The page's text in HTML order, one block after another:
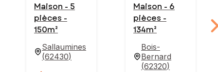
Maison - 5
pièces -
150m²
Sallaumines
(62430)
Maison - 6
pièces -
134m²
Bois-
Bernard
(62320)